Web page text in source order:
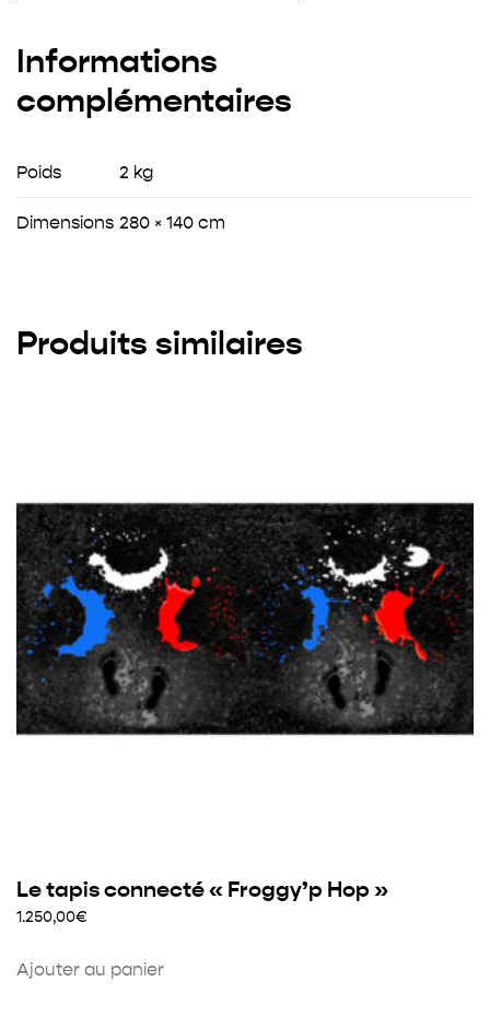
Informations
complémentaires
Poids 2 kg
Dimensions 280 × 140 cm
Produits similaires
Le tapis connecté « Froggy’p Hop »
1.250,00€
Ajouter au panier